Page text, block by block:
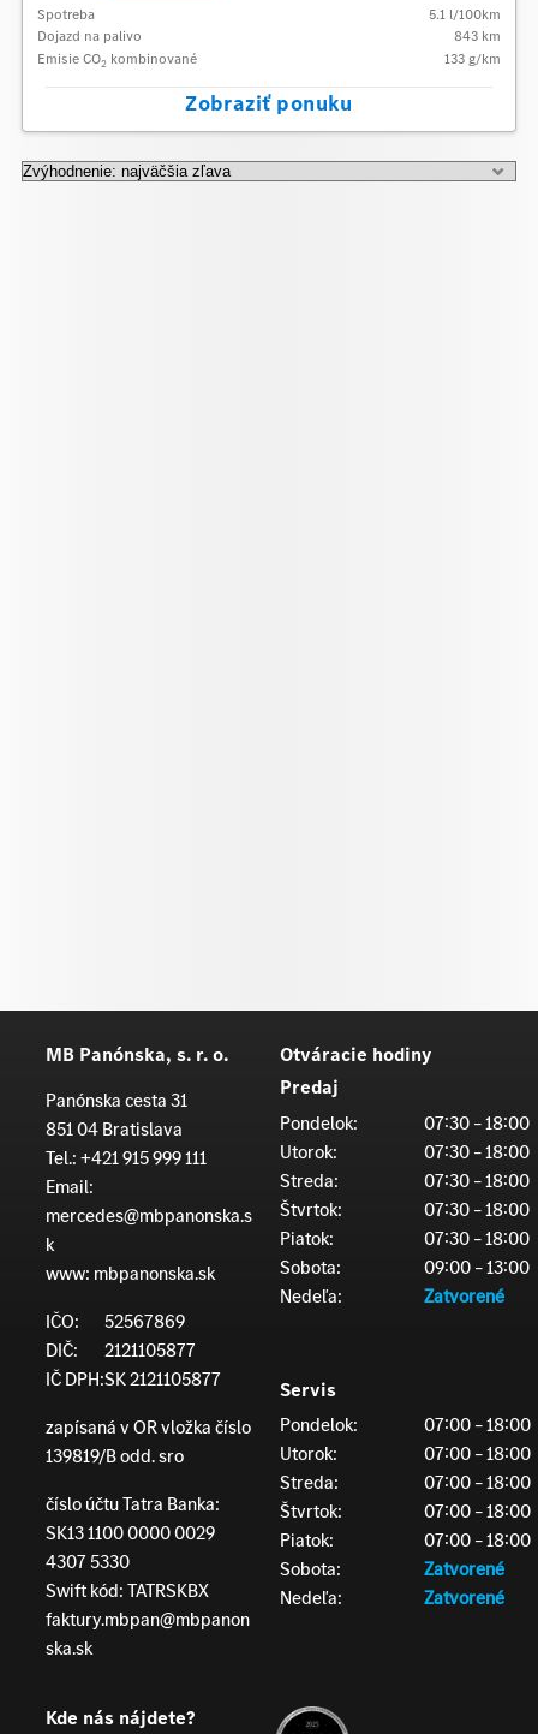
Spotreba 5.1 l/100km
Dojazd na palivo
843 km
Emisie CO2 kombinované 133 g/km
Zobraziť ponuku
MB Panónska, s. r. o.
Panónska cesta 31
851 04 Bratislava
Tel.:+421 915 999 111
Email:
mercedes@mbpanonska.s
k
www: mbpanonska.sk
IČO:
52567869
DIČ:
2121105877
IČ DPH:SK 2121105877
zapísaná v OR vložka číslo
139819/B odd. sro
číslo účtu Tatra Banka:
SK13 1100 0000 0029
4307 5330
Swift kód: TATRSKBX
faktury.mbpan@mbpanon
ska.sk
Otváracie hodiny
Predaj
Pondelok:
07:30 – 18:00
Utorok:
07:30 – 18:00
Streda:
07:30 – 18:00
Štvrtok:
07:30 – 18:00
Piatok:
07:30 – 18:00
Sobota:
09:00 – 13:00
Nedeľa:
Zatvorené
Servis
Pondelok:
07:00 – 18:00
Utorok:
07:00 – 18:00
Streda:
07:00 – 18:00
Štvrtok:
07:00 – 18:00
Piatok:
07:00 – 18:00
Sobota:
Zatvorené
Nedeľa:
Zatvorené
Kde nás nájdete?